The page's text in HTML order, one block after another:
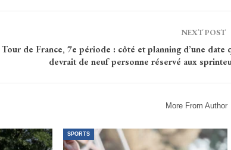
NEXT POST
Tour de France, 7e période : côté et planning d’une date
devrait de neuf personne réservé aux
More From Author
SPORTS